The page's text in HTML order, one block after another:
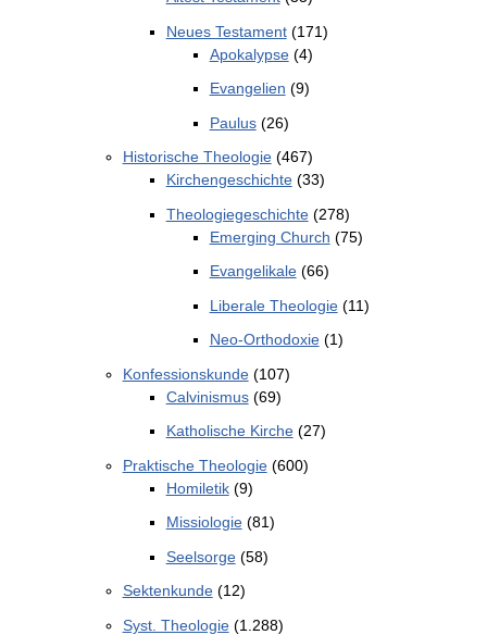
Neues Testament(171)
Apokalypse(4)
Evangelien (9)
Paulus(26)
Historische Theologie(467)
Kirchengeschichte(33)
Theologiegeschichte(278)
Emerging Church (75)
Evangelikale(66)
Liberale Theologie(11)
Neo-Orthodoxie(1)
Konfessionskunde(107)
Calvinismus(69)
Katholische Kirche(27)
Praktische Theologie(600)
Homiletik(9)
Missiologie(81)
Seelsorge(58)
Sektenkunde(12)
Syst. Theologie(1.288)